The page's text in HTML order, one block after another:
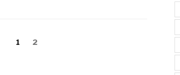
Seite
1 Seite
2